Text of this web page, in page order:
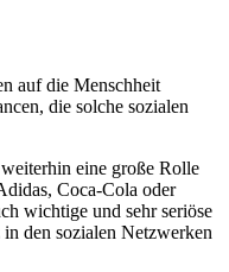
auf die Menschheit
die solche sozialen
eine große Rolle
Coca-Cola oder
wichtige und sehr seriöse
den sozialen Netzwerken